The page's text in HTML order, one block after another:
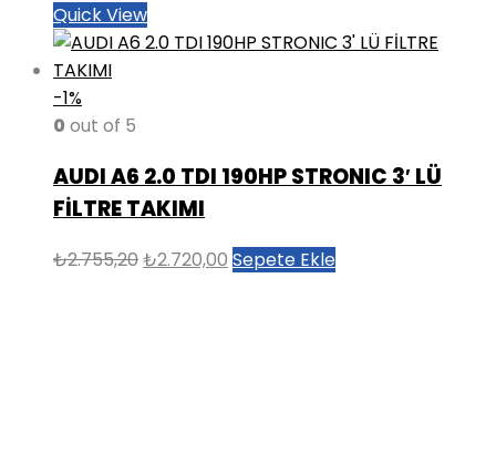
Quick View
-1%
0 out of 5
AUDI A6 2.0 TDI 190HP STRONIC 3′ LÜ
FİLTRE TAKIMI
₺2.755,20Orijinal
₺2.720,00 Şu
Sepete Ekle